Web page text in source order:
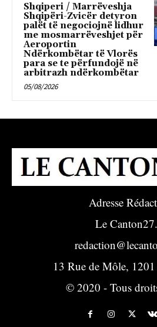
Shqiperi / Marrëveshja
Shqipëri-Zvicër detyron
palët të negociojnë lidhur
me mosmarrëveshjet për
Aeroportin
Ndërkombëtar të Vlorës
para se te përfundojë në
arbitrazh ndërkombëtar
05/08/2026
Adresse
Le
13 Rue de Môle,
© 2020 - Tous